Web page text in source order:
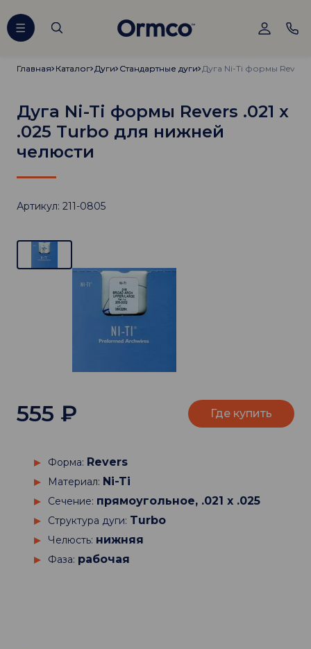
Главная
Главная Каталог
Каталог Дуги
Дуги Стандартные дуги
Стандартные дуги
Дуга Ni-Ti формы Revers .021 х
.025 Turbo для нижней
челюсти
Артикул: 211-0805
Форма: Revers
Материал: Ni-Ti
Сечение: прямоугольное, .021 х .025
Структура дуги: Turbo
Челюсть: нижняя
Фаза: рабочая
555 ₽ Где купить